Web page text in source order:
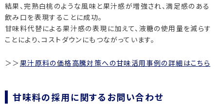
結果、完熟白桃のような風味と果汁感が増強され、満足感のある
飲み口を表現することに成功。
甘味料代替による果汁感の表現に加えて、液糖の使用量を減らす
ことにより、コストダウンにもつながっています。
＞＞果汁原料の価格高騰対策への甘味活用事例の詳細はこちら
甘味料の採用に関するお問い合わせ